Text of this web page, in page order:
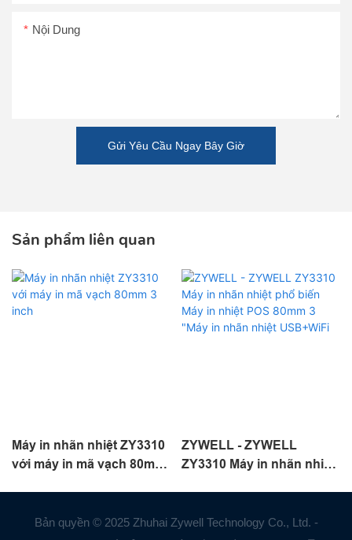
Nội Dung
Gửi Yêu Cầu Ngay Bây Giờ
Sản phẩm liên quan
Máy in nhãn nhiệt ZY3310
với máy in mã vạch 80mm
ZYWELL - ZYWELL
ZY3310 Máy in nhãn nhiệt
nhiệt USB+WiFi
Bản quyền © 2025 Zhuhai Zywell Technology Co., Ltd. -